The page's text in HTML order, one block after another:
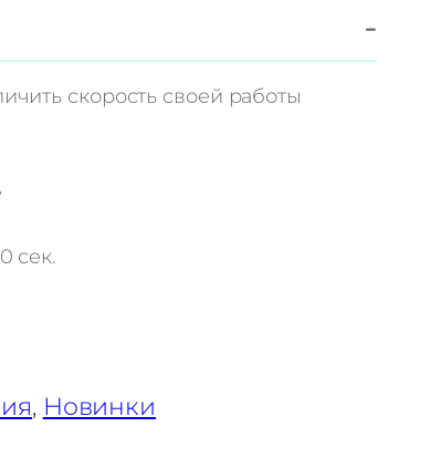
−
скорость своей работы
сек.
, Новинки